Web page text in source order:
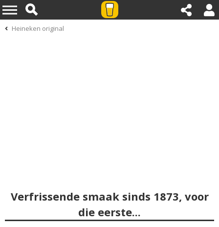
Heineken original
Verfrissende smaak sinds 1873, voor
die eerste...